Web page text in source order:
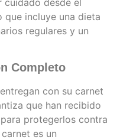
que incluye una dieta
regulares y un
Completo
con su carnet
que han recibido
protegerlos contra
es un